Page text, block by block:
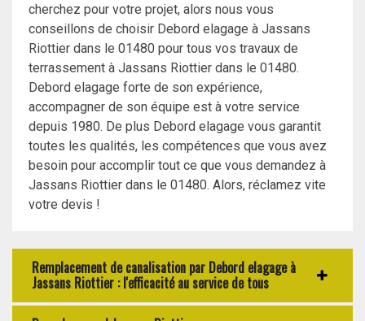
cherchez pour votre projet, alors nous vous
conseillons de choisir Debord elagage à Jassans
Riottier dans le 01480 pour tous vos travaux de
terrassement à Jassans Riottier dans le 01480.
Debord elagage forte de son expérience,
accompagner de son équipe est à votre service
depuis 1980. De plus Debord elagage vous garantit
toutes les qualités, les compétences que vous avez
besoin pour accomplir tout ce que vous demandez à
Jassans Riottier dans le 01480. Alors, réclamez vite
votre devis !
Remplacement de canalisation par Debord elagage à
Jassans Riottier : l'efficacité au service de tous